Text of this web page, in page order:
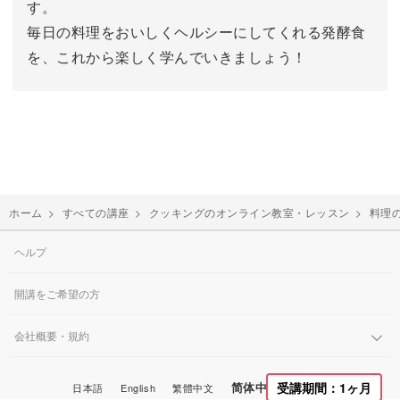
す。
毎日の料理をおいしくヘルシーにしてくれる発酵食
を、これから楽しく学んでいきましょう！
ホーム > すべての講座 > クッキングのオンライン教室・レッスン > 料理
受講期間：1ヶ月
ヘルプ
開講をご希望の方
会社概要・規約
日本語 English 繁體中文 简体中文 한국어